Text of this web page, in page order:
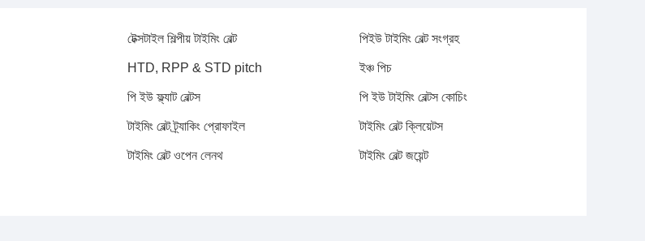
টেক্সটাইল শিল্পীয় টাইমিং বেল্ট পিইউ টাইমিং বেল্ট সংগ্রহ
HTD, RPP & STD pitch ইঞ্চ পিচ
পি ইউ ফ্ল্যাট বেল্টস পি ইউ টাইমিং বেল্টস কোচিং
টাইমিং বেল্ট ট্র্যাকিং প্রোফাইল টাইমিং বেল্ট ক্লিয়েটস
টাইমিং বেল্ট ওপেন লেনথ টাইমিং বেল্ট জয়েন্ট